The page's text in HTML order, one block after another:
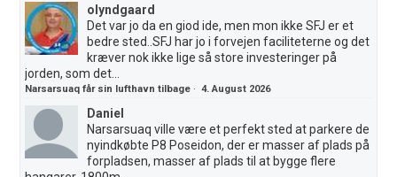
olyndgaard
Det var jo da en giod ide, men mon ikke SFJ er et
bedre sted..SFJ har jo i forvejen faciliteterne og det
kræver nok ikke lige så store investeringer på
jorden, som det...
Narsarsuaq får sin lufthavn tilbage ·4. August 2026
Daniel
Narsarsuaq ville være et perfekt sted at parkere de
nyindkøbte P8 Poseidon, der er masser af plads på
forpladsen, masser af plads til at bygge flere